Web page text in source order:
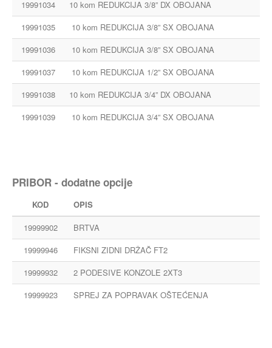
19991034
10 kom REDUKCIJA 3/8” DX OBOJANA
19991035
10 kom REDUKCIJA 3/8” SX OBOJANA
19991036
10 kom REDUKCIJA 3/8” SX OBOJANA
19991037
10 kom REDUKCIJA 1/2” SX OBOJANA
19991038
10 kom REDUKCIJA 3/4” DX OBOJANA
19991039
10 kom REDUKCIJA 3/4” SX OBOJANA
PRIBOR - dodatne opcije
KOD
OPIS
19999902
BRTVA
19999946
FIKSNI ZIDNI DRŽAČ FT2
19999932
2 PODESIVE KONZOLE 2XT3
19999923
SPREJ ZA POPRAVAK OŠTEĆENJA